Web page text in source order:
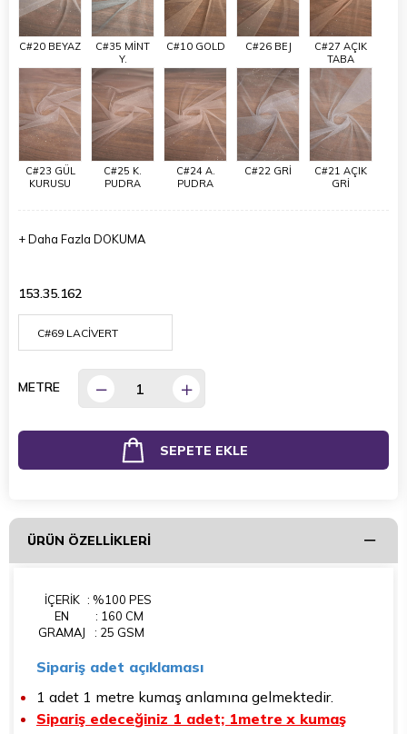
C#20 BEYAZ
C#35 MİNT
Y.
C#10 GOLD C#26 BEJ
C#27 AÇIK
TABA
C#23 GÜL
KURUSU
C#25 K.
PUDRA
C#24 A.
PUDRA
C#22 GRİ
C#21 AÇIK
GRİ
+Daha Fazla DOKUMA
153.35.162
METRE
ÜRÜN ÖZELLIKLERI
İÇERİK : %100 PES
EN
: 160 CM
GRAMAJ
: 25 GSM
Sipariş adet açıklaması
1 adet 1 metre kumaş anlamına gelmektedir.
Sipariş edeceğiniz 1 adet; 1metre x kumaş